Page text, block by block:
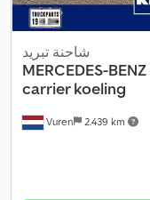
Vuren 2.439 km
شاحنة تبريد
MERCEDES-BENZ
carrier koeling